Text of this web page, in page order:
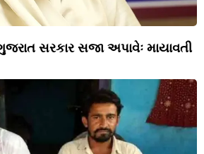
સરકાર સજા અપાવેઃ માયાવતી